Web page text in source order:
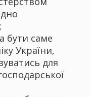
бути саме
України,
для